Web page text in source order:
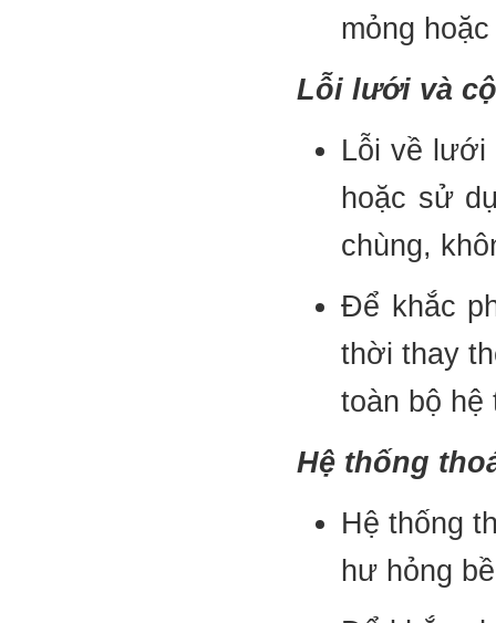
mỏng
Lỗi lưới và
Lỗi về lưới
hoặc sử
chùng,
Để khắc
thời thay
toàn bộ hệ
Hệ thống
Hệ thống
hư hỏng